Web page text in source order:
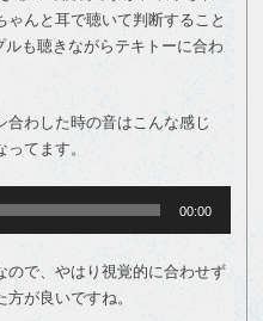
んと耳で聴いて判断すること
も聴きながらテキトーに合わ
わした時の音はこんな感じ
てます。
00:00
ので、やはり視覚的に合わせず
が良いですね。